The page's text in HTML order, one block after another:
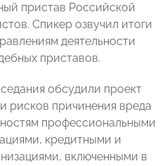
пристав Российской
Спикер озвучил итоги
деятельности
приставов.
обсудили проект
рисков причинения вреда
профессиональными
кредитными и
включенными в